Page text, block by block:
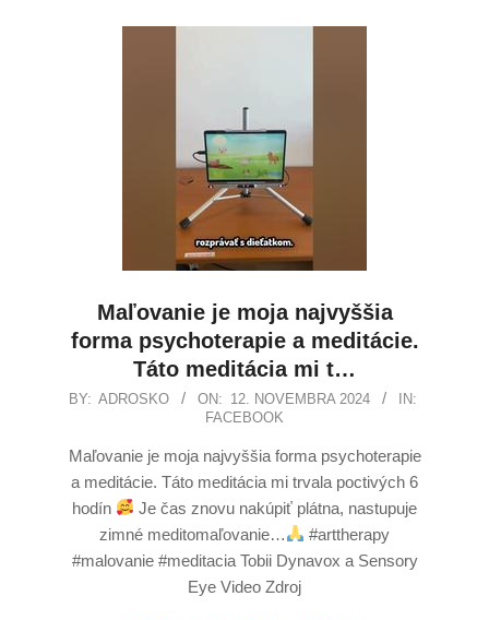
Maľovanie je moja najvyššia
forma psychoterapie a meditácie.
Táto meditácia mi t…
BY: ADROSKO ON: 12. NOVEMBRA 2024
IN:
FACEBOOK
Maľovanie je moja najvyššia forma psychoterapie
a meditácie. Táto meditácia mi trvala poctivých 6
hodín
Je čas znovu nakúpiť plátna, nastupuje
zimné meditomaľovanie…
#arttherapy
#malovanie #meditacia Tobii Dynavox a Sensory
Eye Video Zdroj